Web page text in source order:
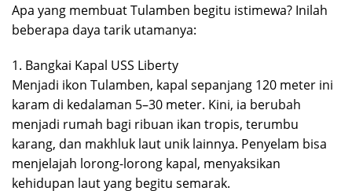
Apa yang membuat Tulamben begitu istimewa? Inilah
beberapa daya tarik utamanya:
1. Bangkai Kapal USS Liberty
Menjadi ikon Tulamben, kapal sepanjang 120 meter ini
karam di kedalaman 5–30 meter. Kini, ia berubah
menjadi rumah bagi ribuan ikan tropis, terumbu
karang, dan makhluk laut unik lainnya. Penyelam bisa
menjelajah lorong-lorong kapal, menyaksikan
kehidupan laut yang begitu semarak.